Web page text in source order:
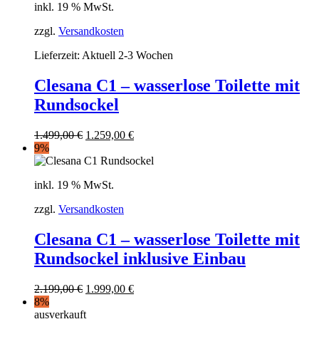
inkl. 19 % MwSt.
zzgl. Versandkosten
Lieferzeit: Aktuell 2-3 Wochen
Clesana C1 – wasserlose Toilette mit
Rundsockel
1.499,00€ 1.259,00 €
9%
inkl. 19 % MwSt.
zzgl. Versandkosten
Clesana C1 – wasserlose Toilette mit
Rundsockel inklusive Einbau
2.199,00€ 1.999,00 €
8%
ausverkauft